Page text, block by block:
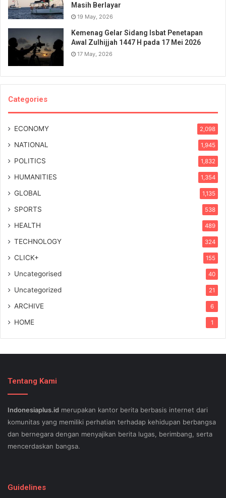
Masih Berlayar
19 May, 2026
Kemenag Gelar Sidang Isbat Penetapan
Awal Zulhijjah 1447 H pada 17 Mei 2026
17 May, 2026
Categories
ECONOMY 2,098
NATIONAL 1,945
POLITICS 1,832
HUMANITIES 1,354
GLOBAL 1,135
SPORTS 538
HEALTH 489
TECHNOLOGY 324
CLICK+ 155
Uncategorised 40
Uncategorized 21
ARCHIVE 6
HOME 1
Tentang Kami
Indonesiaplus.id merupakan kantor berita berbasis internet dari
komunitas yang memiliki perhatian terhadap kehidupan berbangsa
dan bernegara dengan menyajikan berita lugas, berimbang, serta
mencerdaskan bangsa.
your small business stand out exam gst from the opposition and
Guidelines